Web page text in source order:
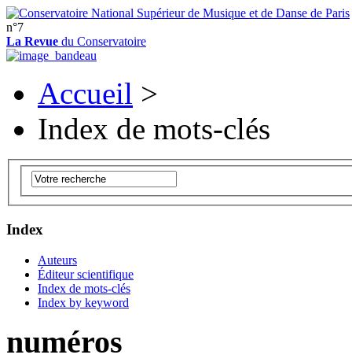
n°7
La Revue du Conservatoire
Accueil >
Index de mots-clés
Index
Auteurs
Éditeur scientifique
Index de mots-clés
Index by keyword
numéros